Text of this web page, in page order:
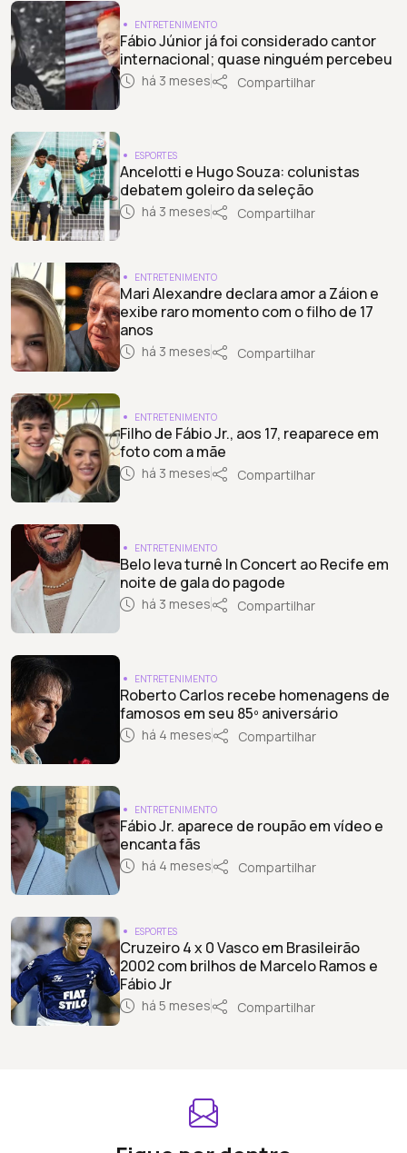
ENTRETENIMENTO
Fábio Júnior já foi considerado cantor
internacional; quase ninguém percebeu
há 3 meses Compartilhar
ESPORTES
Ancelotti e Hugo Souza: colunistas
debatem goleiro da seleção
há 3 meses Compartilhar
ENTRETENIMENTO
Mari Alexandre declara amor a Záion e
exibe raro momento com o filho de 17
anos
há 3 meses Compartilhar
ENTRETENIMENTO
Filho de Fábio Jr., aos 17, reaparece em
foto com a mãe
há 3 meses Compartilhar
ENTRETENIMENTO
Belo leva turnê In Concert ao Recife em
noite de gala do pagode
há 3 meses Compartilhar
ENTRETENIMENTO
Roberto Carlos recebe homenagens de
famosos em seu 85º aniversário
há 4 meses Compartilhar
ENTRETENIMENTO
Fábio Jr. aparece de roupão em vídeo e
encanta fãs
há 4 meses Compartilhar
ESPORTES
Cruzeiro 4 x 0 Vasco em Brasileirão
2002 com brilhos de Marcelo Ramos e
Fábio Jr
há 5 meses Compartilhar